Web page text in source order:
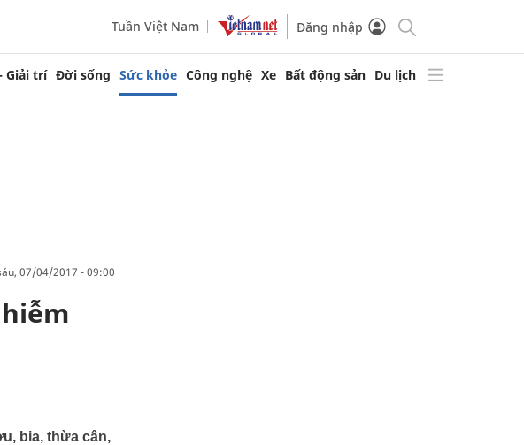
Tuần Việt Nam Đăng nhập
Giải trí Đời sống Sức khỏe Công nghệ Xe Bất động sản Du lịch
07/04/2017 - 09:00
bia, thừa cân,